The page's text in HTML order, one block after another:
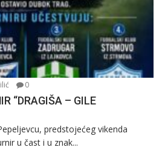
0
“DRAGIŠA – GILE
predstojećeg vikenda
u čast i u znak...